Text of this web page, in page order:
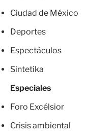
Ciudad de México
Deportes
Espectáculos
Sintetika
Especiales
Foro Excélsior
Crisis ambiental